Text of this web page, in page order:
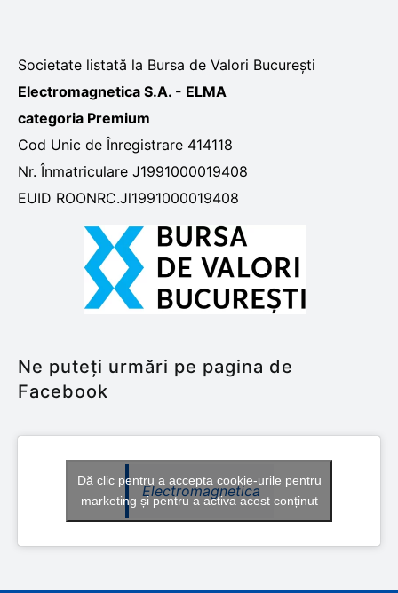
Societate listată la Bursa de Valori București
Electromagnetica S.A. - ELMA
categoria Premium
Cod Unic de Înregistrare 414118
Nr. Înmatriculare J1991000019408
EUID ROONRC.Jl1991000019408
Ne puteți urmări pe pagina de
Facebook
Electromagnetica
Dă clic pentru a accepta cookie-urile pentru
marketing și pentru a activa acest conținut